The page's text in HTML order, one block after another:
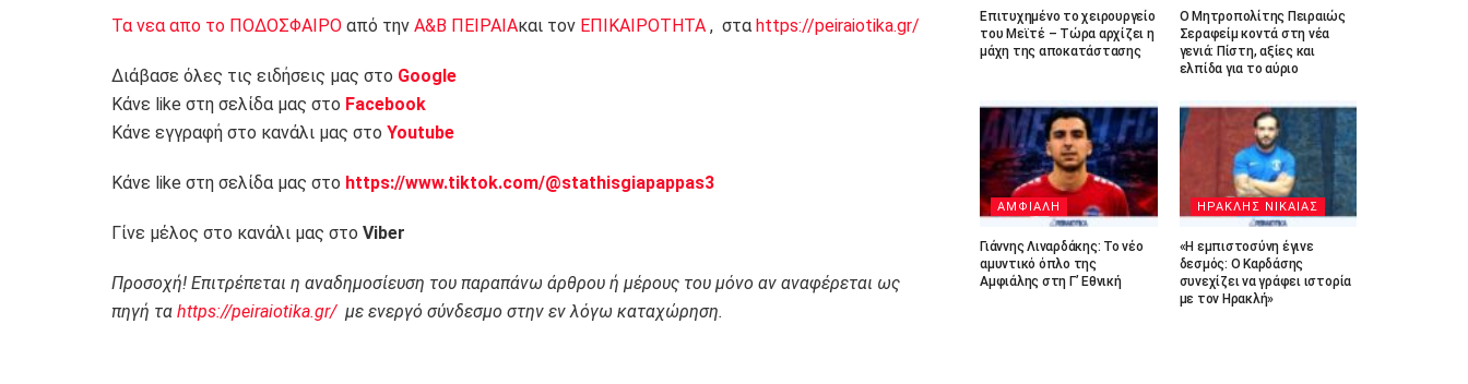
Τα νεα απο το ΠΟΔΟΣΦΑΙΡΟ από την Α&Β ΠΕΙΡΑΙΑκαι τον ΕΠΙΚΑΙΡΟΤΗΤΑ , στα https://peiraiotika.gr/
Διάβασε όλες τις ειδήσεις μας στο Google
Κάνε like στη σελίδα μας στο Facebook
Κάνε εγγραφή στο κανάλι μας στο Youtube
Κάνε like στη σελίδα μας στο https://www.tiktok.com/@stathisgiapappas3
Γίνε μέλος στο κανάλι μας στο Viber
Προσοχή! Επιτρέπεται η αναδημοσίευση του παραπάνω άρθρου ή μέρους του μόνο αν αναφέρεται ως
πηγή τα https://peiraiotika.gr/με ενεργό σύνδεσμο στην εν λόγω καταχώρηση.
Επιτυχημένο το χειρουργείο
του Μεϊτέ – Τώρα αρχίζει η
μάχη της αποκατάστασης
Ο Μητροπολίτης Πειραιώς
Σεραφείμ κοντά στη νέα
γενιά: Πίστη, αξίες και
ελπίδα για το αύριο
ΑΜΦΙΑΛΗ
Γιάννης Λιναρδάκης: Το νέο
αμυντικό όπλο της
Αμφιάλης στη Γ’ Εθνική
ΗΡΑΚΛΗΣ ΝΙΚΑΙΑΣ
«Η εμπιστοσύνη έγινε
δεσμός: Ο Καρδάσης
συνεχίζει να γράφει ιστορία
με τον Ηρακλή»